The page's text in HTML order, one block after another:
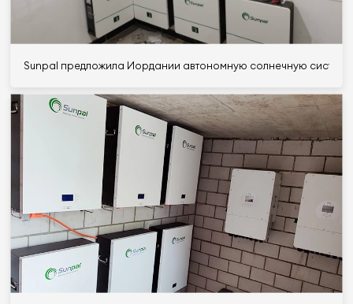
Sunpal предложила Иордании автономную солнечную систему